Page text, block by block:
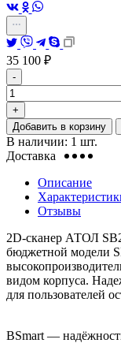
35 100 ₽
-
+
Добавить в корзину
В наличии: 1 шт.
Доставка
Описание
Отзывы
2D-сканер АТОЛ
бюджетной модели
видом корпуса.
для пользователей
BSmart —